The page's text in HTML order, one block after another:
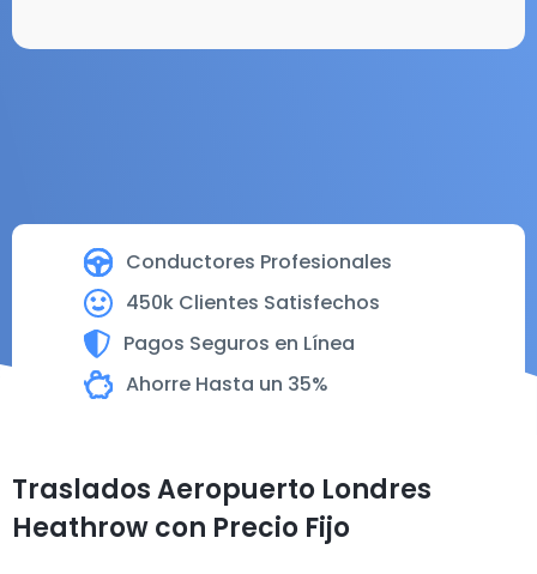
Conductores Profesionales
450k Clientes Satisfechos
Pagos Seguros en Línea
Ahorre Hasta un 35%
Traslados Aeropuerto Londres
Heathrow con Precio Fijo